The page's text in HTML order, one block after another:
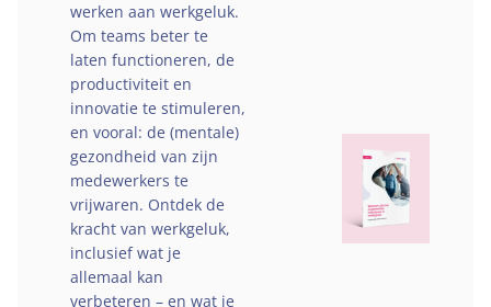
werken aan werkgeluk.
Om teams beter te
laten functioneren, de
productiviteit en
innovatie te stimuleren,
en vooral: de (mentale)
gezondheid van zijn
medewerkers te
vrijwaren. Ontdek de
kracht van werkgeluk,
inclusief wat je
allemaal kan
verbeteren – en wat je